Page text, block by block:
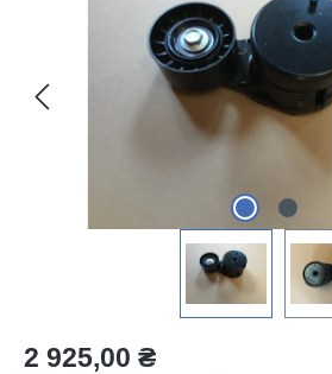
2 925,00 ₴